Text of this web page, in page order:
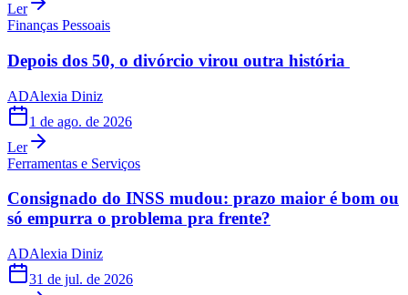
Ler
Finanças Pessoais
Depois dos 50, o divórcio virou outra história
ADAlexia Diniz
1 de ago. de 2026
Ler
Ferramentas e Serviços
Consignado do INSS mudou: prazo maior é bom ou
só empurra o problema pra frente?
ADAlexia Diniz
31 de jul. de 2026